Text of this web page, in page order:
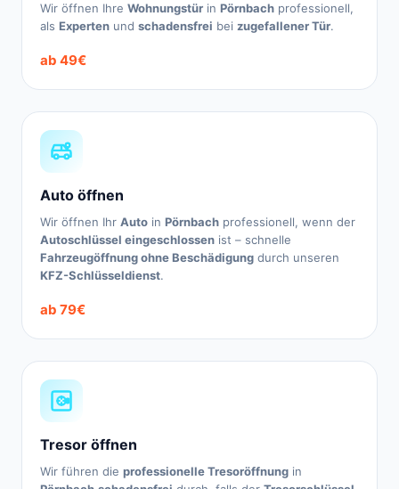
Wir öffnen Ihre Wohnungstür in Pörnbach professionell,
als Experten und schadensfrei bei zugefallener Tür.
ab 49€
Auto öffnen
Wir öffnen Ihr Auto in Pörnbach professionell, wenn der
Autoschlüssel eingeschlossen ist – schnelle
Fahrzeugöffnung ohne Beschädigung durch unseren
KFZ-Schlüsseldienst.
ab 79€
Tresor öffnen
Wir führen die professionelle Tresoröffnung in